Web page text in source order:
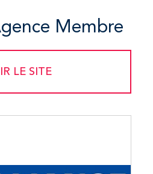
Membre
LE SITE